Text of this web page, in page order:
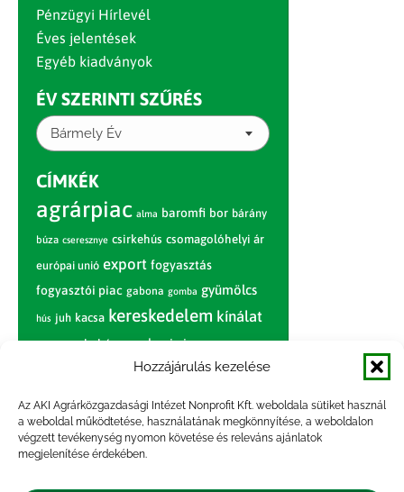
Hozzájárulás kezelése
Az AKI Agrárközgazdasági Intézet Nonprofit Kft. weboldala sütiket használ
a weboldal működtetése, használatának megkönnyítése, a weboldalon
végzett tevékenység nyomon követése és releváns ajánlatok
megjelenítése érdekében.
Pénzügyi Hírlevél
Éves jelentések
Egyéb kiadványok
ÉV SZERINTI SZŰRÉS
Bármely Év
CÍMKÉK
agrárpiac alma baromfi bor bárány
búza cseresznye csirkehús csomagolóhelyi ár
európai unió export fogyasztás
fogyasztói piac gabona gomba gyümölcs
hús juh kacsa kereskedelem kínálat
körte marhahús nagybani piac narancs
nemzetközi árinformációk
paradicsom piac piaci jelentés
pulyka pulykahús sertés sertéshús
szarvasmarha termelés
termelői